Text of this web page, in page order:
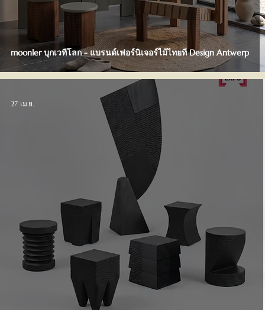
moonler บุกเวทีโลก - แบรนด์เฟอร์นิเจอร์ไม้ไทยที่ Design Antwerp
27 เม.ย.